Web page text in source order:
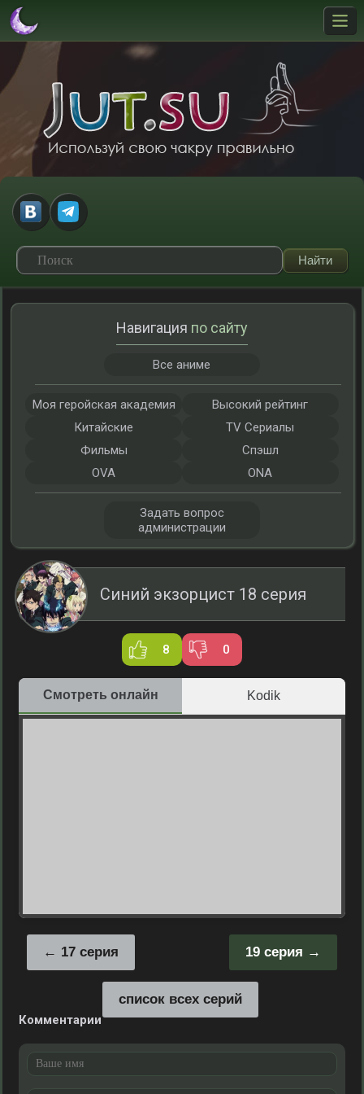
Синий экзорцист 18 серия
8 0
Смотреть онлайн Kodik
19 серия
17 серия
список всех серий
Комментарии
Навигация по сайту
Все аниме
Моя геройская академия
Высокий рейтинг
Китайские
TV Сериалы
Фильмы
Спэшл
OVA
ONA
Задать вопрос
администрации